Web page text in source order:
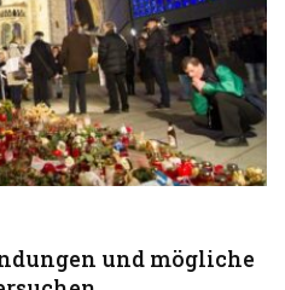
und mögliche